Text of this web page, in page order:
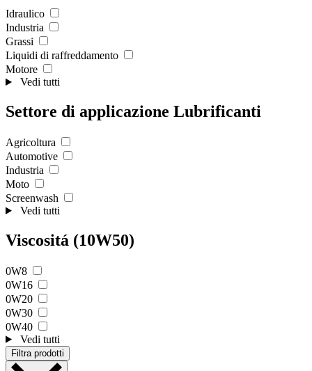
Idraulico
Industria
Grassi
Liquidi di raffreddamento
Motore
Vedi tutti
Settore di applicazione Lubrificanti
Agricoltura
Automotive
Industria
Moto
Screenwash
Vedi tutti
Viscositá (10W50)
0W8
0W16
0W20
0W30
0W40
Vedi tutti
Filtra prodotti